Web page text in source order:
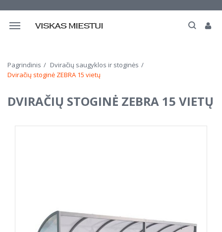
Navigacija
Pagrindinis
Dviračių saugyklos ir stoginės
Dviračių stoginė ZEBRA 15 vietų
DVIRAČIŲ STOGINĖ ZEBRA 15 VIETŲ